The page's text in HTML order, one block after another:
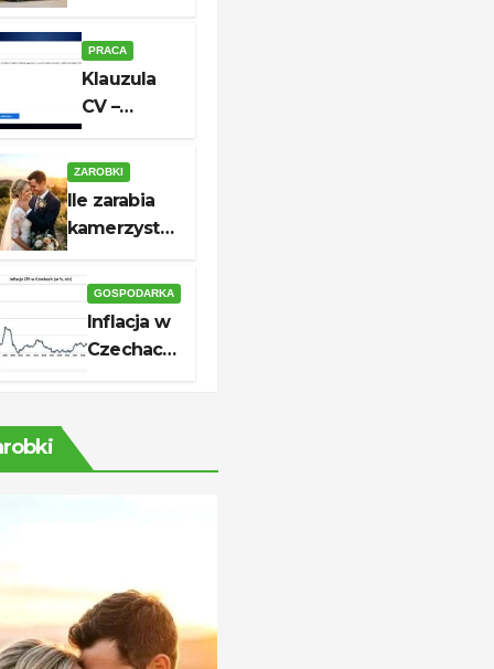
Białogardzie
– adres,
godziny i
kontakt
PRACA
Klauzula
CV –
aktualny
wzór do
skutecznej
ZAROBKI
Ile zarabia
kamerzysta?
Stawki i
realne
zarobki
GOSPODARKA
Inflacja w
Czechach
oznacza